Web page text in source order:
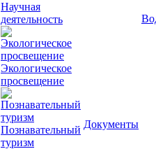
Научная
деятельность
Экологическое
просвещение
Познавательный
туризм
Документы